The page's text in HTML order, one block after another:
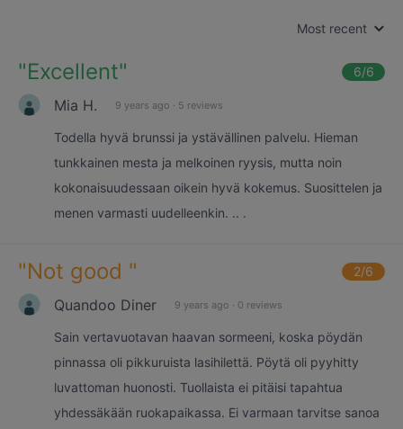
Most recent
"Excellent" 6/6
Mia H. 9 years ago · 5 reviews
Todella hyvä brunssi ja ystävällinen palvelu. Hieman
tunkkainen mesta ja melkoinen ryysis, mutta noin
kokonaisuudessaan oikein hyvä kokemus. Suosittelen ja
menen varmasti uudelleenkin. .. .
"Not good " 2/6
Quandoo Diner 9 years ago · 0 reviews
Sain vertavuotavan haavan sormeeni, koska pöydän
pinnassa oli pikkuruista lasihilettä. Pöytä oli pyyhitty
luvattoman huonosti. Tuollaista ei pitäisi tapahtua
yhdessäkään ruokapaikassa. Ei varmaan tarvitse sanoa